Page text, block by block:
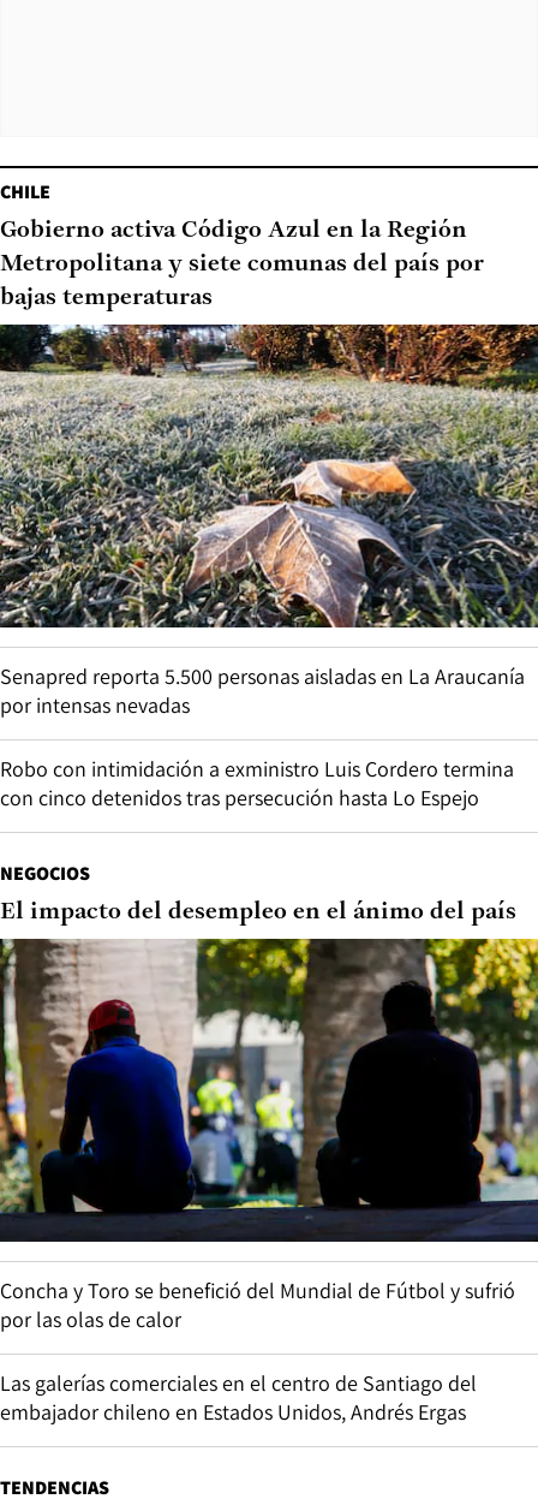
CHILE
Gobierno activa Código Azul en la Región
Metropolitana y siete comunas del país por
bajas temperaturas
Senapred reporta 5.500 personas aisladas en La Araucanía
por intensas nevadas
Robo con intimidación a exministro Luis Cordero termina
con cinco detenidos tras persecución hasta Lo Espejo
NEGOCIOS
El impacto del desempleo en el ánimo del país
Concha y Toro se benefició del Mundial de Fútbol y sufrió
por las olas de calor
Las galerías comerciales en el centro de Santiago del
embajador chileno en Estados Unidos, Andrés Ergas
TENDENCIAS